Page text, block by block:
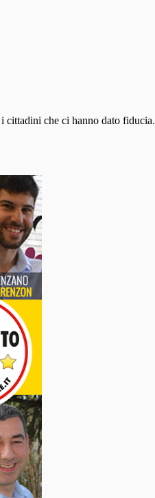
cittadini che ci hanno dato fiducia.